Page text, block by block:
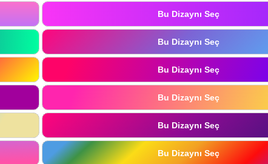
Bu Dizaynı Seç
Bu Dizaynı Seç
Bu Dizaynı Seç
Bu Dizaynı Seç
Bu Dizaynı Seç
Bu Dizaynı Seç